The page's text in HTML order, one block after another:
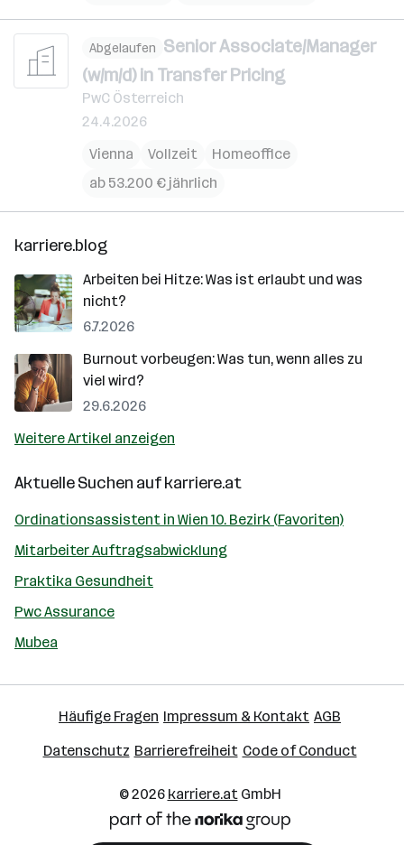
Abgelaufen Senior Associate/Manager
(w/m/d) in Transfer Pricing
PwC Österreich
24.4.2026
Vienna
Vollzeit
Homeoffice
ab 53.200 € jährlich
karriere.blog
Arbeiten bei Hitze: Was ist erlaubt und was
nicht?
6.7.2026
Burnout vorbeugen: Was tun, wenn alles zu
viel wird?
29.6.2026
Weitere Artikel anzeigen
Aktuelle Suchen aufkarriere.at
Ordinationsassistent in Wien 10. Bezirk (Favoriten)
Mitarbeiter Auftragsabwicklung
Praktika Gesundheit
Pwc Assurance
Mubea
Häufige Fragen Impressum & Kontakt AGB
Datenschutz Barrierefreiheit Code of Conduct
© 2026 karriere.atGmbH